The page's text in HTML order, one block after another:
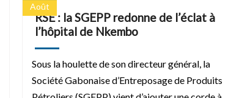
Août
RSE : la SGEPP redonne de l’éclat à
l’hôpital de Nkembo
Sous la houlette de son directeur général, la
Société Gabonaise d’Entreposage de Produits